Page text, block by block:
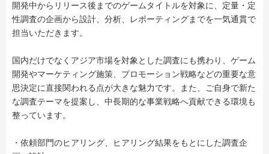
開発中からリリース後までのゲームタイトルを対象に、定量・定
性調査の企画から設計、分析、レポーティングまでを一気通貫で
担当いただきます。
国内だけでなくアジア市場を対象とした調査にも携わり、ゲーム
開発やマーケティング施策、プロモーション戦略などの重要な意
思決定に直接関われる点が大きな魅力です。また、ご自身で新た
な調査テーマを提案し、中長期的な事業戦略へ貢献できる環境も
整っています。
・依頼部門のヒアリング、ヒアリング結果をもとにした調査企